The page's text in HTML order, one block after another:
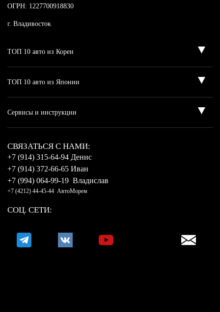
ОГРН: 1227700918830
г. Владивосток
CВЯЗАТЬСЯ С НАМИ:
+7 (914) 315-64-94 Денис
+7 (914) 372-66-65 Иван
+7 (994) 064-99-19 Владислав
+7 (4212) 44-45-44 АвтоМорем
СОЦ. СЕТИ: